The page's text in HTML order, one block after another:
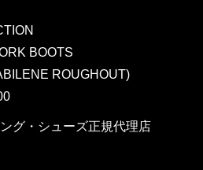
BOOTS
ROUGHOUT)
グ・シューズ正規代理店